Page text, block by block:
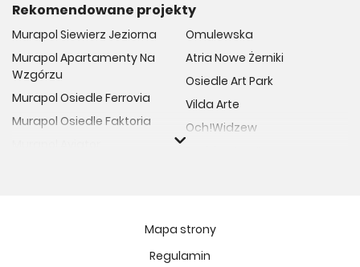
Rekomendowane projekty
Murapol Siewierz Jeziorna
Murapol Apartamenty Na
Wzgórzu
Murapol Osiedle Ferrovia
Murapol Osiedle Faktoria
Murapol Osiedle Szafirove
Omulewska
Atria Nowe Żerniki
Osiedle Art Park
Vilda Arte
Och!Widzew
Mapa strony
Regulamin